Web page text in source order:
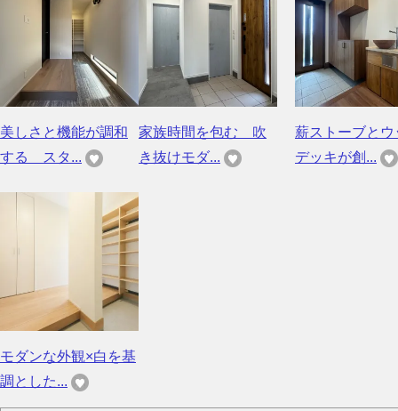
美しさと機能が調和
する スタ...
家族時間を包む 吹
き抜けモダ...
薪ストーブとウ
デッキが創...
モダンな外観×白を基
調とした...